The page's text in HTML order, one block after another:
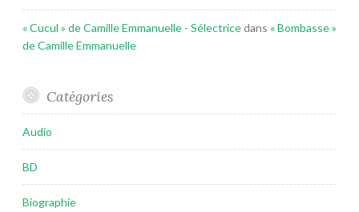
« Cucul » de Camille Emmanuelle - Sélectricedans « Bombasse »
de Camille Emmanuelle
Catégories
Audio
BD
Biographie